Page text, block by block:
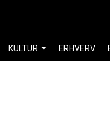
KULTUR ERHVERV